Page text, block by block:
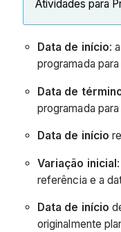
Atividades para
Data de início:
programada
Data de
programada
Data de início
Variação inicial
referência e a
Data de início
originalmente